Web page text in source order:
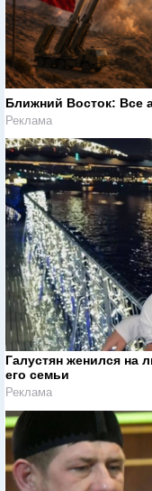
Ближний Восток: Все
Реклама
Галустян женился на
его семьи
Реклама